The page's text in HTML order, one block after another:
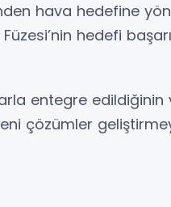
hava hedefine
hedefi
entegre edildiğinin
çözümler